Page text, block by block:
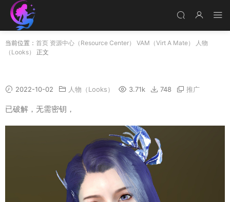
当前位置： 首页 资源中心（Resource Center） VAM（Virt A Mate）
人物
（Looks）
正文
2022-10-02 人物（Looks） 3.71k 748 推广
已破解，无需密钥，